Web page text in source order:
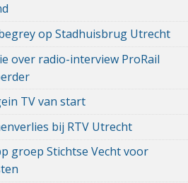
op Stadhuisbrug Utrecht
over radio-interview ProRail
TV van start
bij RTV Utrecht
groep Stichtse Vecht voor